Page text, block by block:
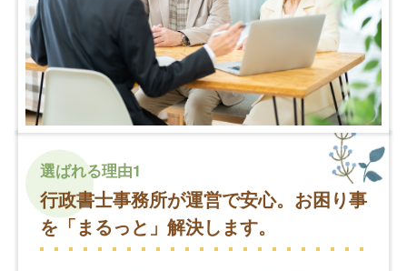
選ばれる理由1
行政書士事務所が運営で安心。お困り事
を「まるっと」解決します。